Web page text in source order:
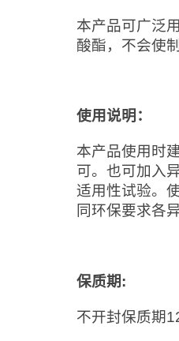
本产品可广泛
酸酯，不会使
使用说明：
本产品使用时
可。也可加入
适用性试验。
同环保要求各
保质期:
不开封保质期